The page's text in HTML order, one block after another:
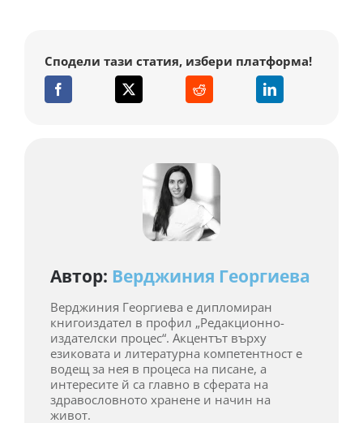
Сподели тази статия, избери платформа!
Автор: Верджиния Георгиева
Верджиния Георгиева е дипломиран
книгоиздател в профил „Редакционно-
издателски процес“. Акцентът върху
езиковата и литературна компетентност е
водещ за нея в процеса на писане, а
интересите й са главно в сферата на
здравословното хранене и начин на
живот.